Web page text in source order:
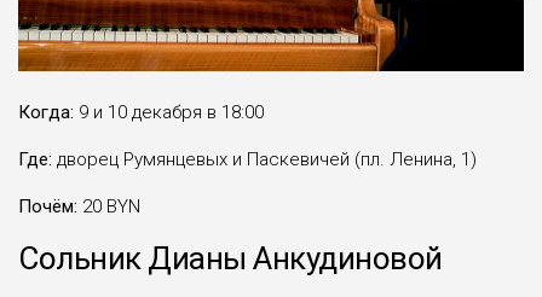
Когда: 9 и 10 декабря в 18:00
Где: дворец Румянцевых и Паскевичей (пл. Ленина, 1)
Почём: 20 BYN
Сольник Дианы Анкудиновой